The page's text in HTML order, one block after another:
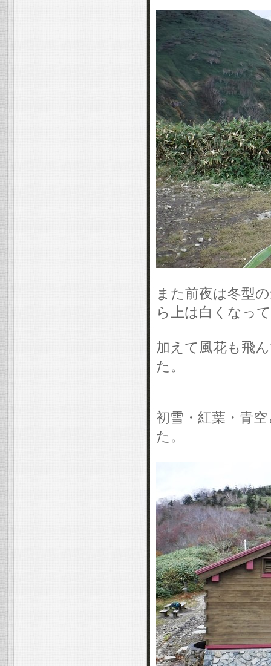
また前夜は冬型
ら上は白くなっ
加えて風花も飛
た。
初雪・紅葉・青
た。